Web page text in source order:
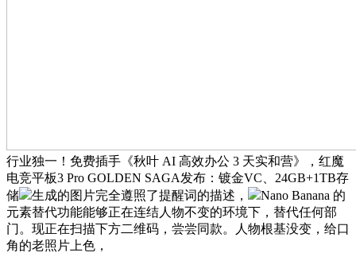
行业独一！免费插手《秋叶 AI 高效办公 3 天实和营》，红魔
电竞平板3 Pro GOLDEN SAGA发布：镀金VC、24GB+1TB存
储
生成的图片完全遵照了提醒词的描述，
Nano Banana 的
元素替代功能能够正在连结人物不变的环境下，替代任何部
门。现正在扫描下方二维码，尝尝同款。人物根基没变，给口
角的老照片上色，